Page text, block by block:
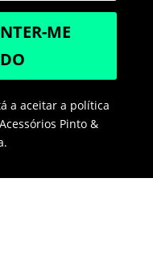
ME
a aceitar a política
Pinto &